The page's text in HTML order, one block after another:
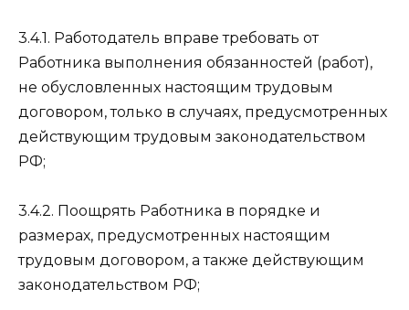
3.4.1. Работодатель вправе требовать от
Работника выполнения обязанностей (работ),
не обусловленных настоящим трудовым
договором, только в случаях, предусмотренных
действующим трудовым законодательством
РФ;
3.4.2. Поощрять Работника в порядке и
размерах, предусмотренных настоящим
трудовым договором, а также действующим
законодательством РФ;